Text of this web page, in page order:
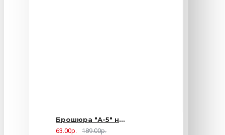
Брошюра "А-5" на 2 скрепки - 16 страниц
63.00р. 189.00р.